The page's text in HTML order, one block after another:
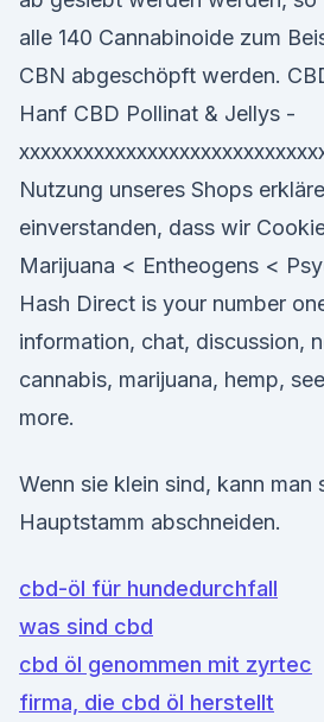
alle 140 Cannabinoide zum
CBN abgeschöpft werden.
Hanf CBD Pollinat & Jellys -
Nutzung unseres Shops
einverstanden, dass wir
Marijuana < Entheogens <
Hash Direct is your number
information, chat, discussion,
cannabis, marijuana, hemp,
more.
Wenn sie klein sind, kann man
Hauptstamm abschneiden.
cbd-öl für hundedurchfall
was sind cbd
cbd öl genommen mit zyrtec
firma, die cbd öl herstellt